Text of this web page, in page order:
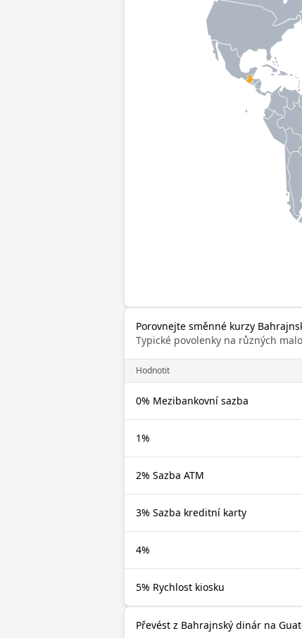
Porovnejte směnné kurzy
Typické povolenky na různých
Hodnotit
0% Mezibankovní sazba
1%
2% Sazba ATM
3% Sazba kreditní karty
4%
5% Rychlost kiosku
Převést z Bahrajnský dinár na